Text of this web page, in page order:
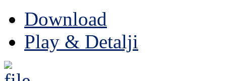
Download
Play & Detalji